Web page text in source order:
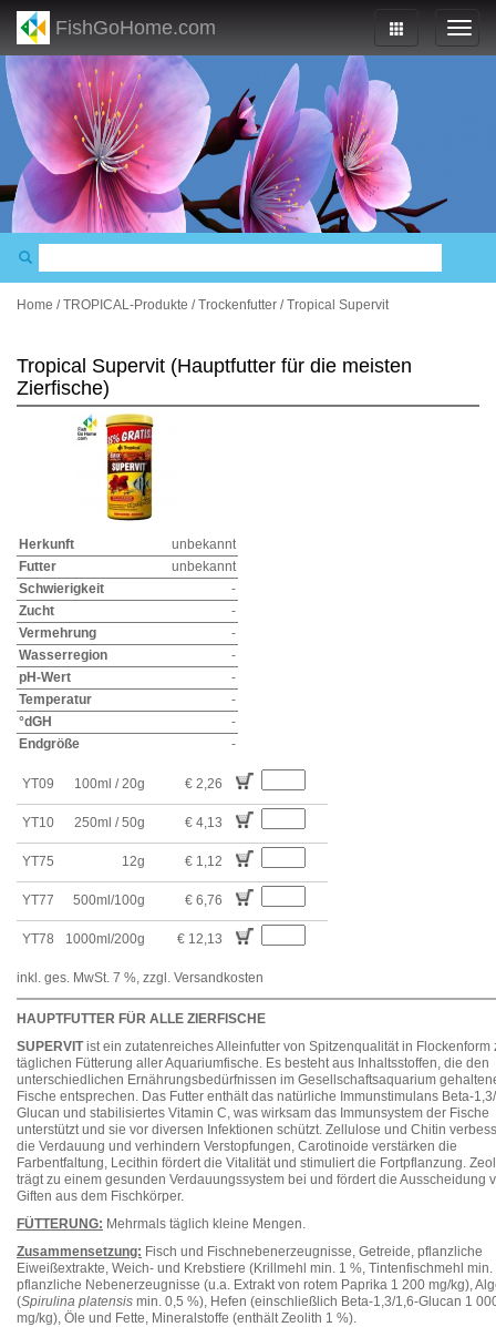
FishGoHome.com
Home /TROPICAL-Produkte /Trockenfutter /Tropical Supervit
Tropical Supervit (Hauptfutter für die meisten
Zierfische)
Herkunft
unbekannt
Futter
unbekannt
Schwierigkeit
-
Zucht
-
Vermehrung
-
Wasserregion
-
pH-Wert
-
Temperatur
-
°dGH
-
Endgröße
-
YT09 100ml / 20g € 2,26
YT10 250ml / 50g € 4,13
YT75 12g € 1,12
YT77 500ml/100g € 6,76
YT78 1000ml/200g € 12,13
inkl. ges. MwSt. 7 %, zzgl. Versandkosten
HAUPTFUTTER FÜR ALLE ZIERFISCHE
SUPERVITist ein zutatenreiches Alleinfutter von Spitzenqualität in Flockenform
täglichen Fütterung aller Aquariumfische. Es besteht aus Inhaltsstoffen, die den
unterschiedlichen Ernährungsbedürfnissen im Gesellschaftsaquarium
Fische entsprechen. Das Futter enthält das natürliche Immunstimulans Beta-
Glucan und stabilisiertes Vitamin C, was wirksam das Immunsystem der Fische
unterstützt und sie vor diversen Infektionen schützt. Zellulose und Chitin
die Verdauung und verhindern Verstopfungen, Carotinoide verstärken die
Farbentfaltung, Lecithin fördert die Vitalität und stimuliert die Fortpflanzung.
trägt zu einem gesunden Verdauungssystem bei und fördert die Ausscheidung
Giften aus dem Fischkörper.
FÜTTERUNG: Mehrmals täglich kleine Mengen.
Zusammensetzung: Fisch und Fischnebenerzeugnisse, Getreide, pflanzliche
Eiweißextrakte, Weich- und Krebstiere (Krillmehl min. 1 %, Tintenfischmehl min.
pflanzliche Nebenerzeugnisse (u.a. Extrakt von rotem Paprika 1 200 mg/kg),
(Spirulina platensis min. 0,5 %), Hefen (einschließlich Beta-1,3/1,6-Glucan 1
mg/kg), Öle und Fette, Mineralstoffe (enthält Zeolith 1 %).